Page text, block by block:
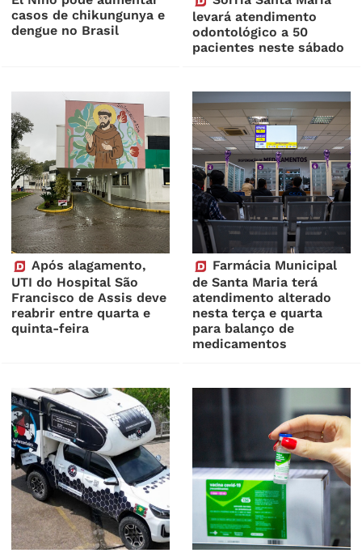
casos de chikungunya e
dengue no Brasil
levará atendimento
odontológico a 50
pacientes neste sábado
Após alagamento,
UTI do Hospital São
Francisco de Assis deve
reabrir entre quarta e
quinta-feira
Farmácia Municipal
de Santa Maria terá
atendimento alterado
nesta terça e quarta
para balanço de
medicamentos